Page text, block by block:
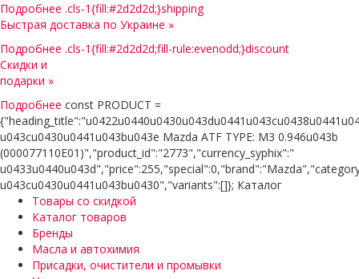
Подробнее .cls-1{fill:#2d2d2d;}shipping
Быстрая доставка по Украине »
Подробнее .cls-1{fill:#2d2d2d;fill-rule:evenodd;}discount
Скидки и
подарки »
Подробнее const PRODUCT =
u043cu0430u0441u043bu043e Mazda ATF TYPE: M3 0.946u043b
(000077110E01)","product_id":"2773","currency_syphix":"
u043cu0430u0441u043bu0430","variants":[]}; Каталог
Товары со скидкой
Каталог товаров
Бренды
Масла и автохимия
Присадки, очистители и промывки